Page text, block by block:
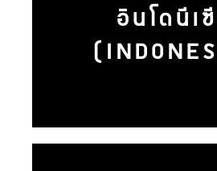
อินโดนีเ